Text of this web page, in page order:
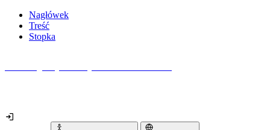
Nagłówek
Treść
Stopka